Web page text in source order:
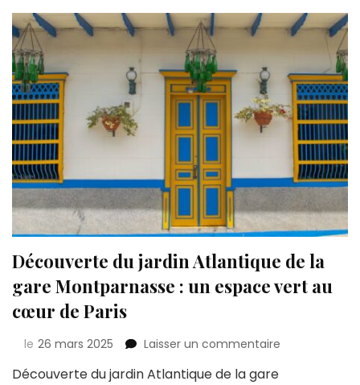
de
la
Découverte du jardin Atlantique de la
gare Montparnasse : un espace vert au
cœur de Paris
le 26 mars 2025 Laisser un commentaire
Découverte du jardin Atlantique de la gare